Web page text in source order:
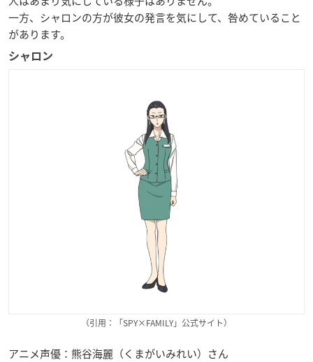
一方、シャロンの方が彼女の発言を気にして、咎めていること
があります。
シャロン
（引用：「SPY×FAMILY」公式サイト）
アニメ声優：熊谷海麗（くまがいみれい）さん